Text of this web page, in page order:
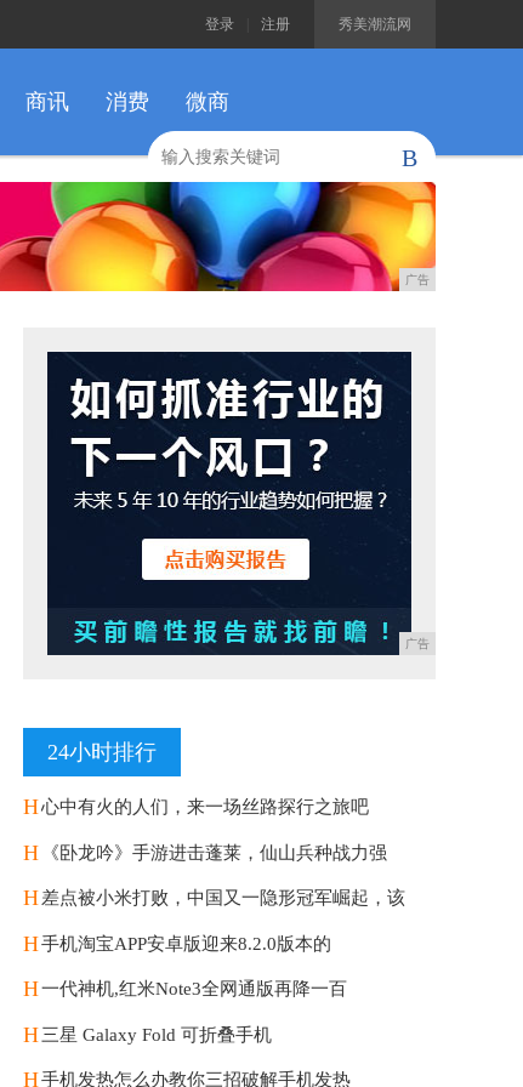
秀美潮流网
登录 注册
商讯 消费 微商
B
广告
广告
24小时排行
H心中有火的人们，来一场丝路探行之旅吧
H 《卧龙吟》手游进击蓬莱，仙山兵种战力强
H差点被小米打败，中国又一隐形冠军崛起，该
H手机淘宝APP安卓版迎来8.2.0版本的
H一代神机,红米Note3全网通版再降一百
H三星 Galaxy Fold 可折叠手机
H手机发热怎么办教你三招破解手机发热